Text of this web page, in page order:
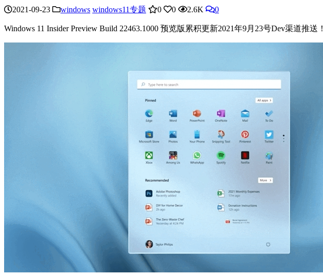
2021-09-23 windows windows11专题 0 0 2.6K 0
Windows 11 Insider Preview Build 22463.1000 预览版累积更新2021年9月23号Dev渠道推送！